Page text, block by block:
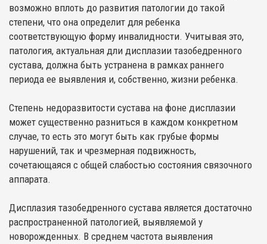
возможно вплоть до развития патологии до такой
степени, что она определит для ребенка
соответствующую форму инвалидности. Учитывая это,
патология, актуальная дли дисплазии тазобедренного
сустава, должна быть устранена в рамках раннего
периода ее выявления и, собственно, жизни ребенка.
Степень недоразвитости сустава на фоне дисплазии
может существенно разниться в каждом конкретном
случае, то есть это могут быть как грубые формы
нарушений, так и чрезмерная подвижность,
сочетающаяся с общей слабостью состояния связочного
аппарата.
Дисплазия тазобедренного сустава является достаточно
распространенной патологией, выявляемой у
новорожденных. В среднем частота выявления